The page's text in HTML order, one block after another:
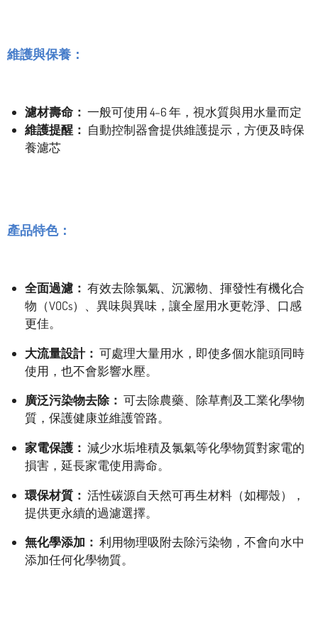
維護與保養：
濾材壽命： 一般可使用 4–6 年，視水質與用水量而定
維護提醒： 自動控制器會提供維護提示，方便及時保
養濾芯
產品特色：
全面過濾： 有效去除氯氣、沉澱物、揮發性有機化合
物（VOCs）、異味與異味，讓全屋用水更乾淨、口感
更佳。
大流量設計： 可處理大量用水，即使多個水龍頭同時
使用，也不會影響水壓。
廣泛污染物去除： 可去除農藥、除草劑及工業化學物
質，保護健康並維護管路。
家電保護： 減少水垢堆積及氯氣等化學物質對家電的
損害，延長家電使用壽命。
環保材質： 活性碳源自天然可再生材料（如椰殼），
提供更永續的過濾選擇。
無化學添加： 利用物理吸附去除污染物，不會向水中
添加任何化學物質。